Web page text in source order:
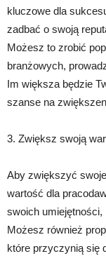
kluczowe dla
zadbać o swoją
Możesz to zrobić
branżowych,
Im większa będzie
szanse na
3. Zwiększ swoją
Aby zwiększyć
wartość dla
swoich
Możesz również
które przyczynią się